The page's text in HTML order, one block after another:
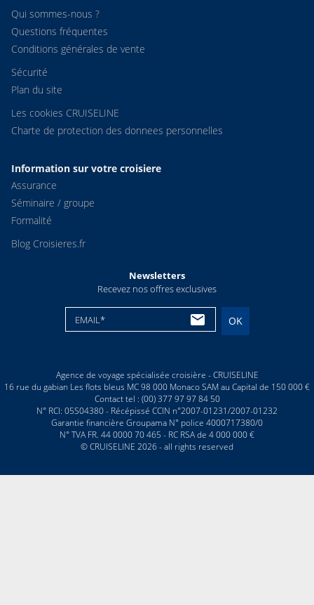
Qui sommes-nous ?
Questions fréquentes
Conditions générales de vente
Sécurité
Plan du site
Les cookies CRUISELINE
Charte de protection des donnees personnelles
Information sur votre croisiere
Assurance
Séminaire / groupe
Formalité
Blog Croisieres.fr
Newsletters
Recevez nos offres exclusives
EMAIL* OK
Agence de voyage spécialisée croisière - CRUISELINE
16 rue du gabian Les flots bleus MC 98 000 Monaco SAM au Capital de 150 000 €
Contact tel : (00) 377 97 97 84 50
N° RCI: 05S04380 - Récépissé CCIN n°2007-01231/2007-01232
Garantie financière Groupama N° police 4000717380/0
N° TVA FR. 44 0000 70 465 - RC RSA de 4 000 000 €
© CRUISELINE 2026 - all rights reserved